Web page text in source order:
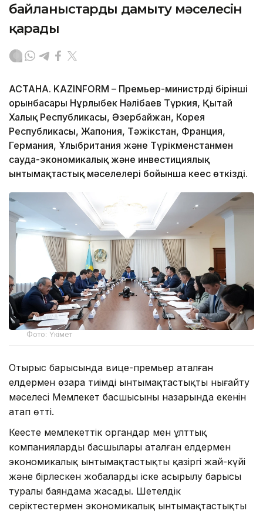
байланыстарды дамыту мәселесін
қарады
АСТАНА. KAZINFORM – Премьер-министрдің бірінші
орынбасары Нұрлыбек Нәлібаев Түркия, Қытай
Халық Республикасы, Әзербайжан, Корея
Республикасы, Жапония, Тәжікстан, Франция,
Германия, Ұлыбритания және Түрікменстанмен
сауда-экономикалық және инвестициялық
ынтымақтастық мәселелері бойынша кеңес өткізді.
Фото: Үкімет
Отырыс барысында вице-премьер аталған
елдермен өзара тиімді ынтымақтастықты нығайту
мәселесі Мемлекет басшысының назарында екенін
атап өтті.
Кеңесте мемлекеттік органдар мен ұлттық
компаниялардың басшылары аталған елдермен
экономикалық ынтымақтастықтың қазіргі жай-күйі
және бірлескен жобалардың іске асырылу барысы
туралы баяндама жасады. Шетелдік
серіктестермен экономикалық ынтымақтастықтың